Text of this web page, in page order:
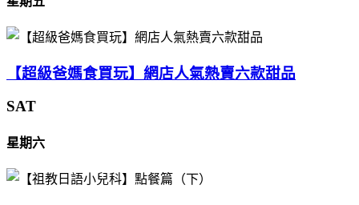
【超級爸媽食買玩】網店人氣熱賣六款甜品
SAT
星期六